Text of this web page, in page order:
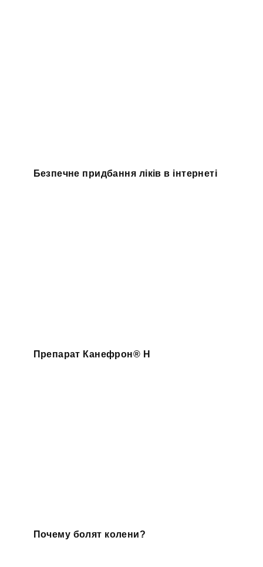
Безпечне придбання ліків в інтернеті
Препарат Канефрон® H
Почему болят колени?